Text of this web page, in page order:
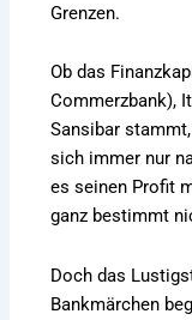
Grenzen.
Ob das
Commerzbank),
Sansibar
sich immer nur
es seinen Profit
ganz bestimmt
Doch das
Bankmärchen